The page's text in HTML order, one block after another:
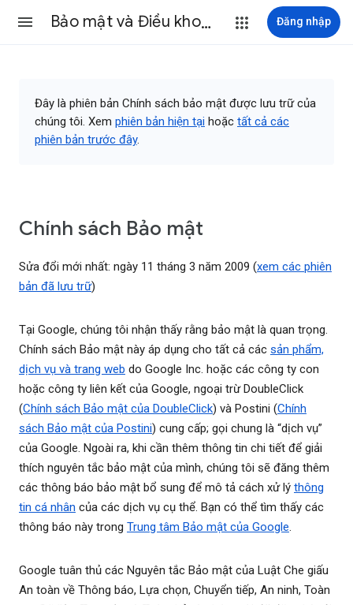
Bảo mật và Điều khoản Đăng nhập
Đây là phiên bản Chính sách bảo mật được lưu trữ của
chúng tôi. Xem phiên bản hiện tại hoặc tất cả các
phiên bản trước đây.
Chính sách Bảo mật
Sửa đổi mới nhất: ngày 11 tháng 3 năm 2009 (xem các phiên
bản đã lưu trữ)
Tại Google, chúng tôi nhận thấy rằng bảo mật là quan trọng.
Chính sách Bảo mật này áp dụng cho tất cả các sản phẩm,
dịch vụ và trang web do Google Inc. hoặc các công ty con
hoặc công ty liên kết của Google, ngoại trừ DoubleClick
(Chính sách Bảo mật của DoubleClick) và Postini (Chính
sách Bảo mật của Postini) cung cấp; gọi chung là “dịch vụ”
của Google. Ngoài ra, khi cần thêm thông tin chi tiết để giải
thích nguyên tắc bảo mật của mình, chúng tôi sẽ đăng thêm
các thông báo bảo mật bổ sung để mô tả cách xử lý thông
tin cá nhân của các dịch vụ cụ thể. Bạn có thể tìm thấy các
thông báo này trong Trung tâm Bảo mật của Google.
Google tuân thủ các Nguyên tắc Bảo mật của Luật Che giấu
An toàn về Thông báo, Lựa chọn, Chuyển tiếp, An ninh, Toàn